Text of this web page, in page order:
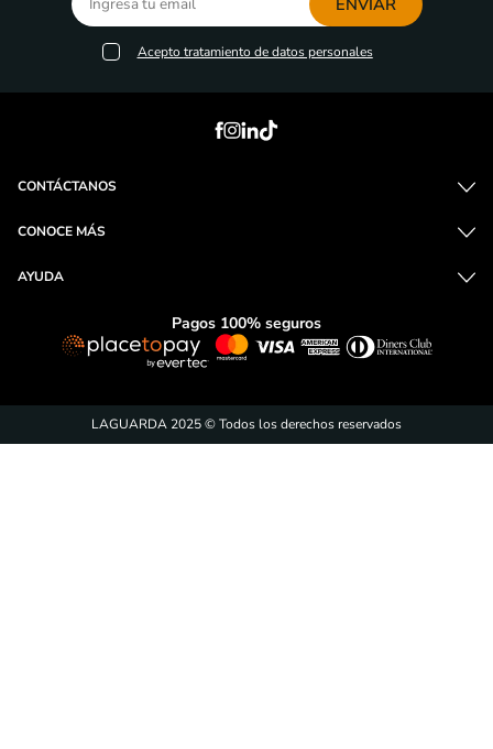
ENVÍAR
Acepto tratamiento de datos personales
CONTÁCTANOS
CONOCE MÁS
AYUDA
Pagos 100% seguros
LAGUARDA 2025 © Todos los derechos reservados